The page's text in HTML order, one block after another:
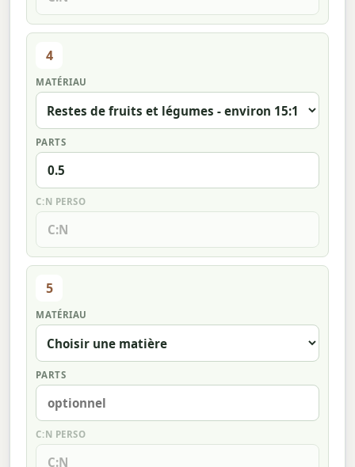
4
MATÉRIAU
PARTS
C:N PERSO
5
MATÉRIAU
PARTS
C:N PERSO